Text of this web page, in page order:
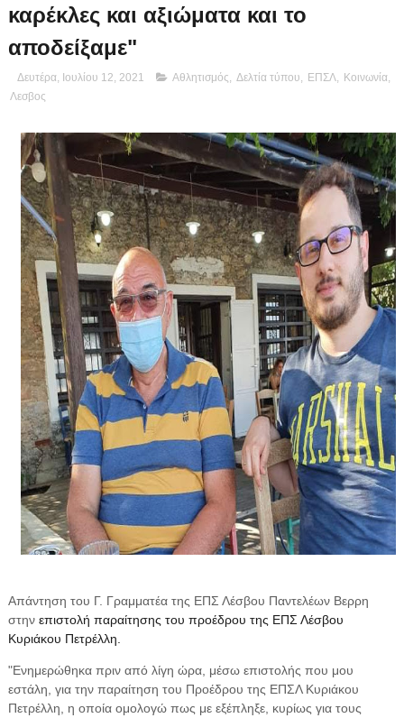
καρέκλες και αξιώματα και το
αποδείξαμε"
Δευτέρα, Ιουλίου 12, 2021 Αθλητισμός Δελτία τύπου ΕΠΣΛ, Κοινωνία,
Λεσβος
Απάντηση του Γ. Γραμματέα της ΕΠΣ Λέσβου Παντελέων Βερρη
στην επιστολή παραίτησης του προέδρου της ΕΠΣ Λέσβου
Κυριάκου Πετρέλλη.
"Ενημερώθηκα πριν από λίγη ώρα, μέσω επιστολής που μου
εστάλη, για την παραίτηση του Προέδρου της ΕΠΣΛ Κυριάκου
Πετρέλλη, η οποία ομολογώ πως με εξέπληξε, κυρίως για τους